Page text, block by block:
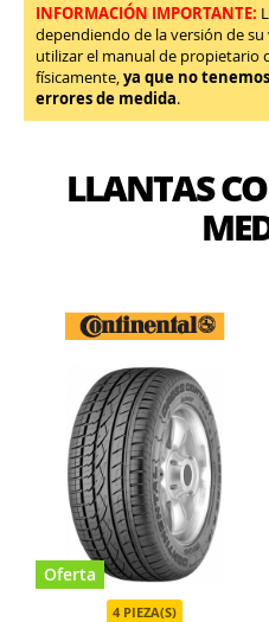
INFORMACIÓN IMPORTANTE:
dependiendo de la versión de
utilizar el manual de propietario
físicamente,ya que no
errores de medida.
LLANTAS
Oferta
4 PIEZA(S)